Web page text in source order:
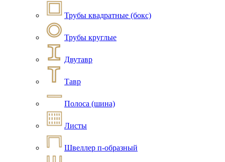
Трубы квадратные (бокс)
Трубы круглые
Двутавр
Тавр
Полоса (шина)
Листы
Швеллер п-образный